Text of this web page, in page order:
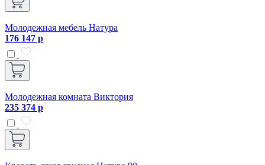
Молодежная мебель Натура
176 147 р
Молодежная комната Виктория
235 374 р